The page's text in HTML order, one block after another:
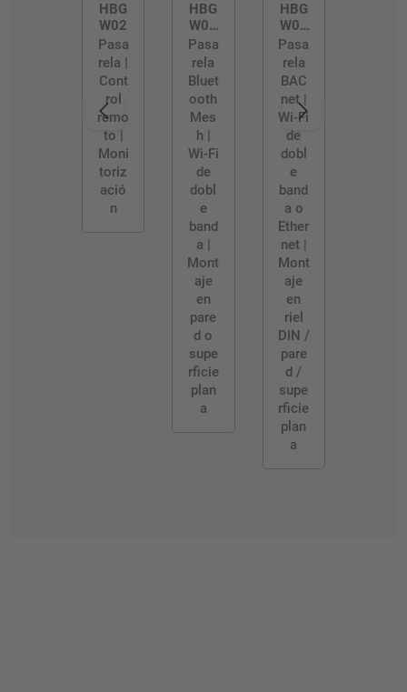
HBG
W02
Pasa
rela |
Cont
rol
remo
to |
Moni
toriz
ació
n
HBG
W02
/D
Pasa
rela
Bluet
ooth
Mes
h |
Wi-Fi
de
dobl
e
band
a |
Mont
aje
en
pare
d o
supe
rficie
plan
a
HBG
W03
/R
Pasa
rela
BAC
net |
Wi-Fi
de
dobl
e
band
a o
Ether
net |
Mont
aje
en
riel
DIN /
pare
d /
supe
rficie
plan
a